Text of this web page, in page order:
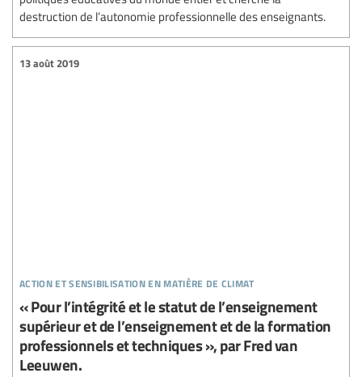
destruction de l’autonomie professionnelle des enseignants.
action et sensibilisation en matière de climat
13 août 2019
« Pour l’intégrité et le statut de l’enseignement
supérieur et de l’enseignement et de la formation
professionnels et techniques », par Fred van
Leeuwen.